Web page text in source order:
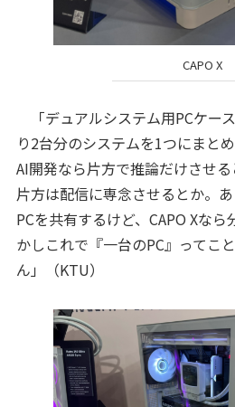
CAPO X
「デュアルシステム用PCケー
り2台分のシステムを1つにまと
AI開発なら片方で推論だけさせ
片方は配信に専念させるとか。
PCを共有するけど、CAPO Xな
かしこれで『一台のPC』ってこ
ん」（KTU）